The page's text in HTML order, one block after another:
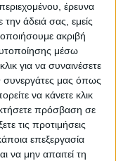
έρευνα
την άδειά σας, εμείς
ακριβή
μέσω
για να συναινέσετε
συνεργάτες μας όπως
να κάνετε κλικ
πρόσβαση σε
τις προτιμήσεις
επεξεργασία
να μην απαιτεί τη
29/12/2025
ΜΑΜΟΥΘ, 22-25
του
22
διαμο...